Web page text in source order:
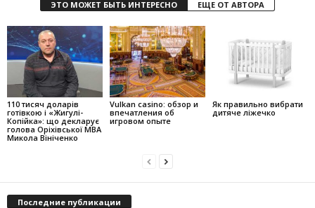
ЭТО МОЖЕТ БЫТЬ ИНТЕРЕСНО ЕЩЕ ОТ АВТОРА
110 тисяч доларів
готівкою і «Жигулі-
Копійка»: що декларує
голова Оріхівської МВА
Микола Вініченко
Vulkan casino: обзор и
впечатления об
игровом опыте
Як правильно вибрати
дитяче ліжечко
Последние публикации